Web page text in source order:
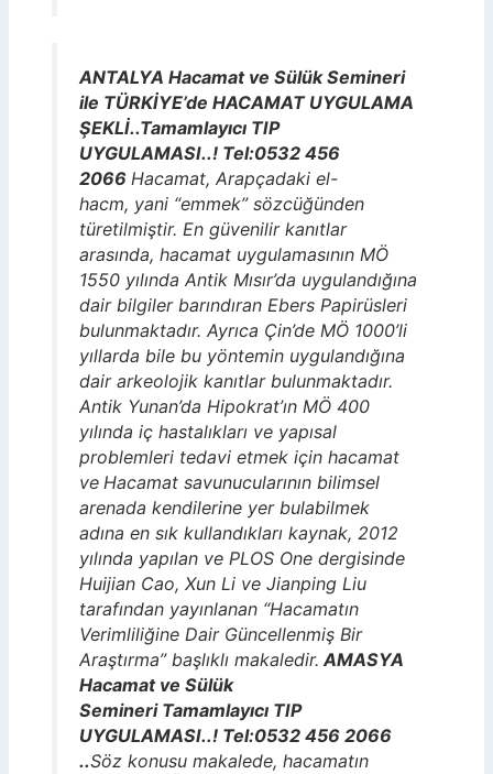
ANTALYA Hacamat ve Sülük Semineri
ile TÜRKİYE’de HACAMAT UYGULAMA
ŞEKLİ..Tamamlayıcı TIP
UYGULAMASI..! Tel:0532 456
2066 Hacamat, Arapçadaki el-
hacm, yani “emmek” sözcüğünden
türetilmiştir. En güvenilir kanıtlar
arasında, hacamat uygulamasının MÖ
1550 yılında Antik Mısır’da uygulandığına
dair bilgiler barındıran Ebers Papirüsleri
bulunmaktadır. Ayrıca Çin’de MÖ 1000’li
yıllarda bile bu yöntemin uygulandığına
dair arkeolojik kanıtlar bulunmaktadır.
Antik Yunan’da Hipokrat’ın MÖ 400
yılında iç hastalıkları ve yapısal
problemleri tedavi etmek için hacamat
ve Hacamat savunucularının bilimsel
arenada kendilerine yer bulabilmek
adına en sık kullandıkları kaynak, 2012
yılında yapılan ve PLOS One dergisinde
Huijian Cao, Xun Li ve Jianping Liu
tarafından yayınlanan “Hacamatın
Verimliliğine Dair Güncellenmiş Bir
Araştırma” başlıklı makaledir. AMASYA
Hacamat ve Sülük
Semineri Tamamlayıcı TIP
UYGULAMASI..! Tel:0532 456 2066
..Söz konusu makalede, hacamatın